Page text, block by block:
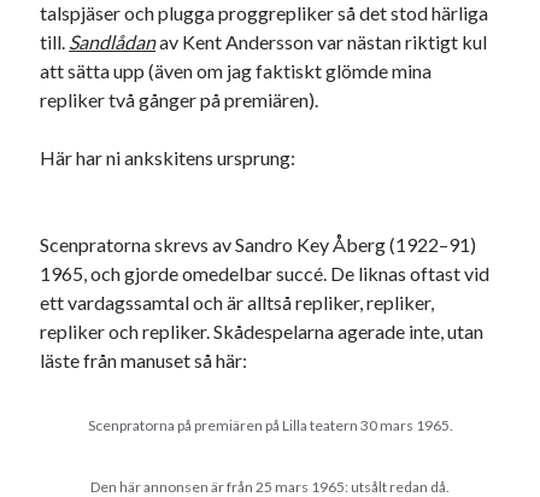
talspjäser och plugga proggrepliker så det stod härliga
till. Sandlådanav Kent Andersson var nästan riktigt kul
att sätta upp (även om jag faktiskt glömde mina
repliker två gånger på premiären).
Här har ni ankskitens ursprung:
Scenpratorna skrevs av Sandro Key Åberg (1922–91)
1965, och gjorde omedelbar succé. De liknas oftast vid
ett vardagssamtal och är alltså repliker, repliker,
repliker och repliker. Skådespelarna agerade inte, utan
läste från manuset så här:
Scenpratorna på premiären på Lilla teatern 30 mars 1965.
Den här annonsen är från 25 mars 1965: utsålt redan då.